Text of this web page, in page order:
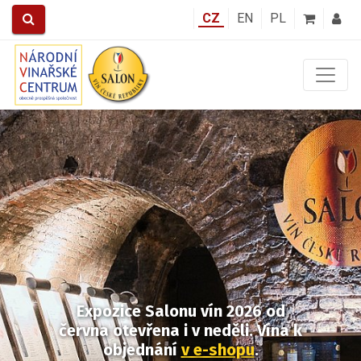
CZ EN PL
Expozice Salonu vín 2026od
června otevřena i v neděli.Vína k
objednání v e-shopu.
Předchozí Další